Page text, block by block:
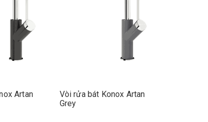
Artan
Vòi rửa bát Konox Artan
Grey